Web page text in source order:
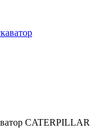
CATERPILLAR